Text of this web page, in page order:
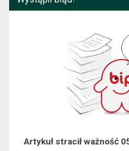
Artykuł stracił ważność